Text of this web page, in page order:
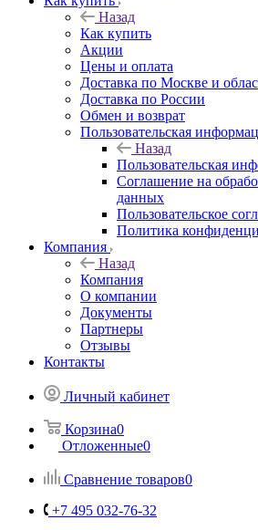
Назад
Как купить
Акции
Цены и оплата
Доставка по Москве и
Доставка по России
Обмен и возврат
Пользовательская
Назад
Пользовательская
Соглашение на
данных
Пользовательское
Политика
Компания
Назад
Компания
О компании
Документы
Партнеры
Отзывы
Контакты
Личный кабинет
Корзина0
Отложенные0
Сравнение товаров0
+7 495 032-76-32